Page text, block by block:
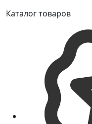
Каталог товаров